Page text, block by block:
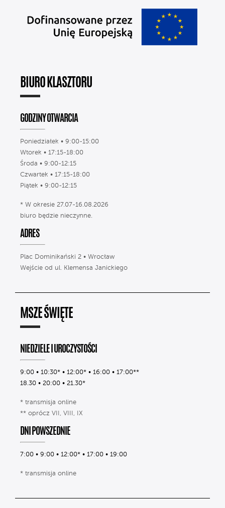
BIURO KLASZTORU
GODZINY OTWARCIA
Poniedziałek • 9:00-15:00
Wtorek • 17:15-18:00
Środa • 9:00-12:15
Czwartek • 17:15-18:00
Piątek • 9:00-12:15
* W okresie 27.07-16.08.2026
biuro będzie nieczynne.
ADRES
Plac Dominikański 2 • Wrocław
Wejście od ul. Klemensa Janickiego
MSZE ŚWIĘTE
NIEDZIELE I UROCZYSTOŚCI
9:00 • 10:30* • 12:00* • 16:00 • 17:00**
18.30 • 20:00 • 21.30*
* transmisja online
** oprócz VII, VIII, IX
DNI POWSZEDNIE
7:00 • 9:00 • 12:00* • 17:00 • 19:00
* transmisja online